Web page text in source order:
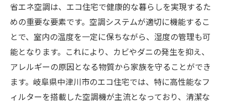
省エネ空調は、エコ住宅で健康的な暮らしを実現するた
めの重要な要素です。空調システムが適切に機能するこ
とで、室内の温度を一定に保ちながら、湿度の管理も可
能となります。これにより、カビやダニの発生を抑え、
アレルギーの原因となる物質から家族を守ることができ
ます。岐阜県中津川市のエコ住宅では、特に高性能なフ
ィルターを搭載した空調機が主流となっており、清潔な